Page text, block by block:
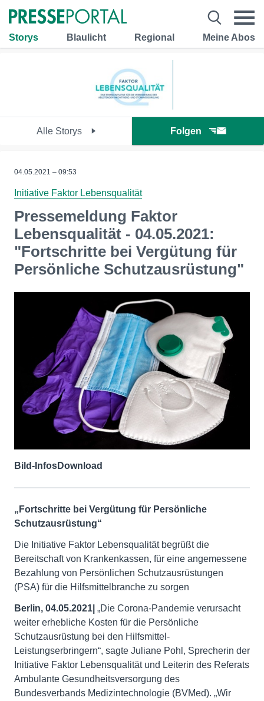
Storys Blaulicht Regional Meine Abos
Alle Storys Folgen
04.05.2021 – 09:53
Initiative Faktor Lebensqualität
Pressemeldung Faktor
Lebensqualität - 04.05.2021:
"Fortschritte bei Vergütung für
Persönliche Schutzausrüstung"
Bild-InfosDownload
„Fortschritte bei Vergütung für Persönliche
Schutzausrüstung“
Die Initiative Faktor Lebensqualität begrüßt die
Bereitschaft von Krankenkassen, für eine angemessene
Bezahlung von Persönlichen Schutzausrüstungen
(PSA) für die Hilfsmittelbranche zu sorgen
Berlin, 04.05.2021| „Die Corona-Pandemie verursacht
weiter erhebliche Kosten für die Persönliche
Schutzausrüstung bei den Hilfsmittel-
Leistungserbringern“, sagte Juliane Pohl, Sprecherin der
Initiative Faktor Lebensqualität und Leiterin des Referats
Ambulante Gesundheitsversorgung des
Bundesverbands Medizintechnologie (BVMed). „Wir